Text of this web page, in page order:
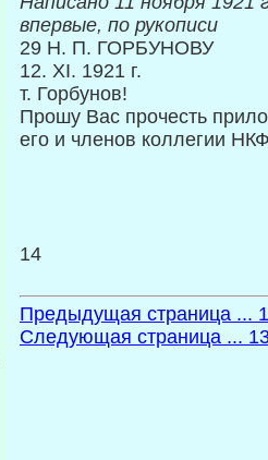
впервые, по рукописи
29 Н. П. ГОРБУНОВУ
12. XI. 1921 г.
т. Горбунов!
Прошу Вас прочесть
его и членов коллегии
14
Предыдущая страница ...
Следующая страница ...